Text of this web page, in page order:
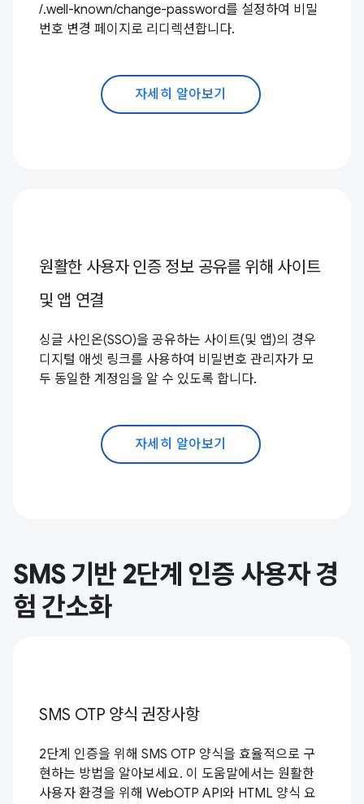
/.well-known/change-password를 설정하여 비밀
번호 변경 페이지로 리디렉션합니다.
자세히 알아보기
원활한 사용자 인증 정보 공유를 위해 사이트
및 앱 연결
싱글 사인온(SSO)을 공유하는 사이트(및 앱)의 경우
디지털 애셋 링크를 사용하여 비밀번호 관리자가 모
두 동일한 계정임을 알 수 있도록 합니다.
자세히 알아보기
SMS 기반 2단계 인증 사용자 경
험 간소화
SMS OTP 양식 권장사항
2단계 인증을 위해 SMS OTP 양식을 효율적으로 구
현하는 방법을 알아보세요. 이 도움말에서는 원활한
사용자 환경을 위해 WebOTP API와 HTML 양식 요